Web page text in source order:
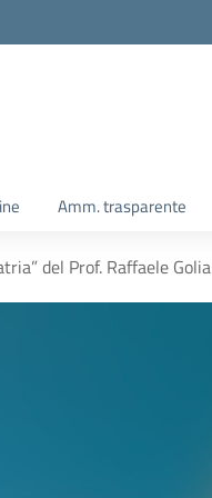
Amm. trasparente
del Prof. Raffaele Golia